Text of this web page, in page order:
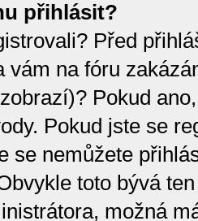
přihlásit?
Před
vám na fóru
Pokud
Pokud jste se
se nemůžete
toto bývá
možná